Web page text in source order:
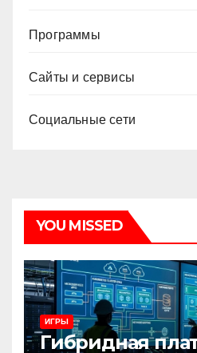
Программы
Сайты и сервисы
Социальные сети
YOU MISSED
ИГРЫ
Гибридная